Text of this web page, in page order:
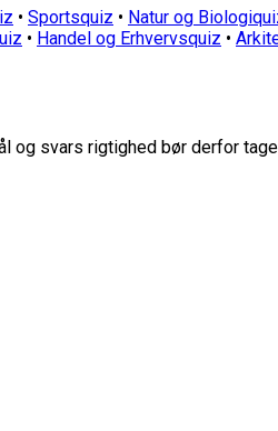
• Sportsquiz • Natur og
• Handel og Erhvervsquiz •
og svars rigtighed bør derfor